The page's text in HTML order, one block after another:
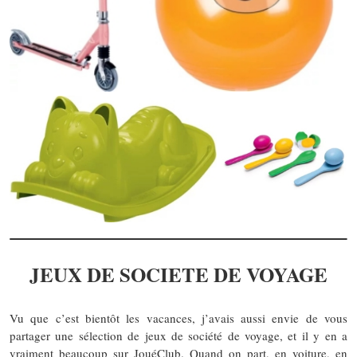
JEUX DE SOCIETE DE VOYAGE
Vu que c’est bientôt les vacances, j’avais aussi envie de vous
partager une sélection de jeux de société de voyage, et il y en a
vraiment beaucoup sur JouéClub. Quand on part, en voiture, en